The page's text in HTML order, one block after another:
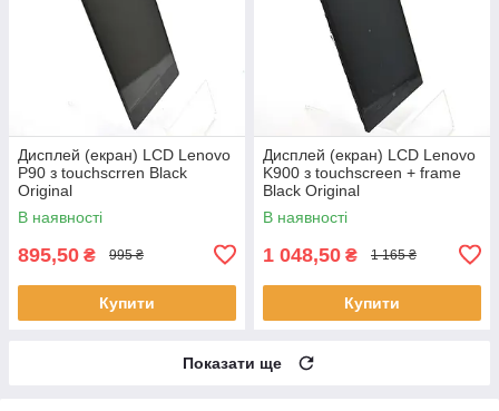
Дисплей (екран) LCD Lenovo
P90 з touchscrren Black
Original
В наявності
895,50 ₴ 995 ₴
Купити
Дисплей (екран) LCD Lenovo
K900 з touchscreen + frame
Black Original
В наявності
1 048,50 ₴ 1 165 ₴
Купити
Показати ще